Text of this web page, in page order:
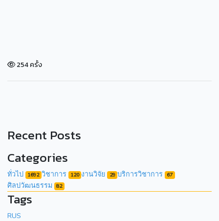
254 ครั้ง
Recent Posts
Categories
ทั่วไป 1692 วิชาการ 120 งานวิจัย 29 บริการวิชาการ 67
ศิลปวัฒนธรรม 82
Tags
RUS